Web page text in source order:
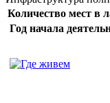
Количество мест в
Год начала